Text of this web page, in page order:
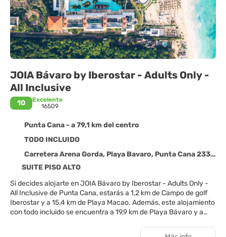
JOIA Bávaro by Iberostar - Adults Only -
All Inclusive
10
Excelente
16509
Punta Cana - a 79,1 km del centro
TODO INCLUIDO
Carretera Arena Gorda, Playa Bavaro, Punta Cana 23301
SUITE PISO ALTO
Si decides alojarte en JOIA Bávaro by Iberostar - Adults Only -
All Inclusive de Punta Cana, estarás a 1,2 km de Campo de golf
Iberostar y a 15,4 km de Playa Macao. Además, este alojamiento
con todo incluido se encuentra a 19,9 km de Playa Bávaro y a